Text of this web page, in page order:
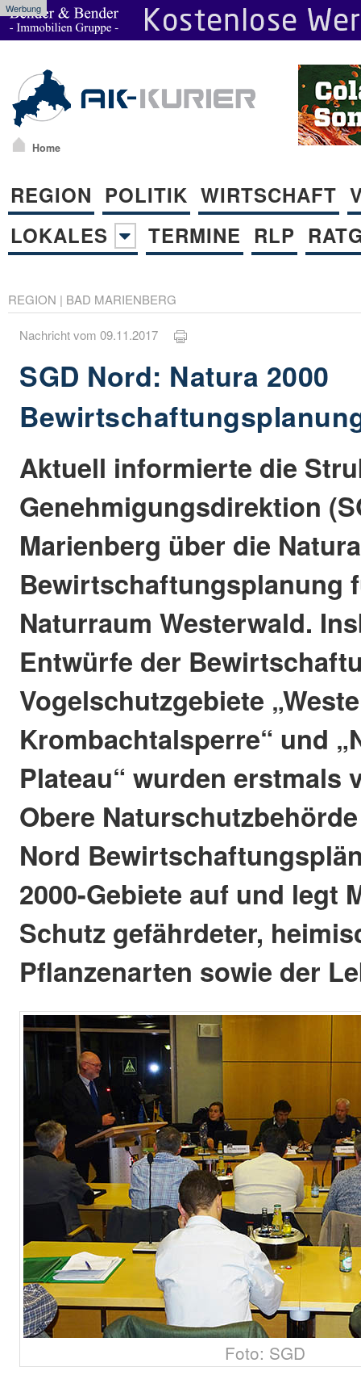
Werbung
Home
REGION POLITIK WIRTSCHAFT
LOKALES
TERMINE RLP
REGION | BAD MARIENBERG
Nachricht vom 09.11.2017
SGD Nord: Natura 2000
Aktuell informierte die
Genehmigungsdirektion
Marienberg über die
Bewirtschaftungsplanung
Naturraum Westerwald.
Entwürfe der
Vogelschutzgebiete
Krombachtalsperre“ und
Plateau“ wurden erstmals
Obere
Nord
2000-Gebiete auf und legt
Schutz gefährdeter,
Pflanzenarten sowie der
Foto: SGD